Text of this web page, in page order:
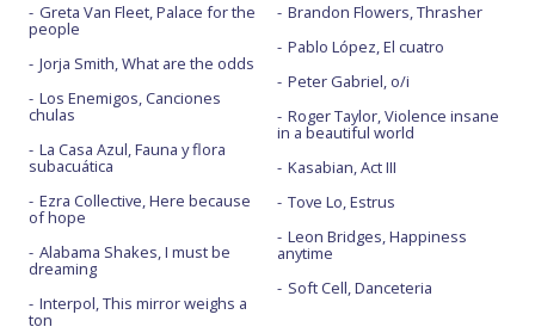
Greta Van Fleet, Palace for the
people
Jorja Smith, What are the odds
Los Enemigos, Canciones
chulas
La Casa Azul, Fauna y flora
subacuática
Ezra Collective, Here because
of hope
Alabama Shakes, I must be
dreaming
Interpol, This mirror weighs a
ton
Brandon Flowers, Thrasher
Pablo López, El cuatro
Peter Gabriel, o/i
Roger Taylor, Violence insane
in a beautiful world
Kasabian, Act III
Tove Lo, Estrus
Leon Bridges, Happiness
anytime
Soft Cell, Danceteria